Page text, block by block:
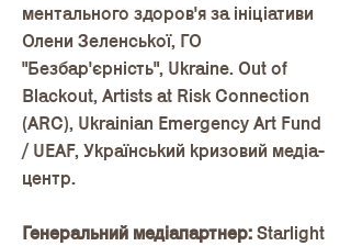
ментального здоров'я за ініціативи
Олени Зеленської, ГО
"Безбар'єрність", Ukraine. Out of
Blackout, Artists at Risk Connection
(ARC), Ukrainian Emergency Art Fund
/ UEAF, Український кризовий медіа-
центр.
Генеральний медіапартнер: Starlight